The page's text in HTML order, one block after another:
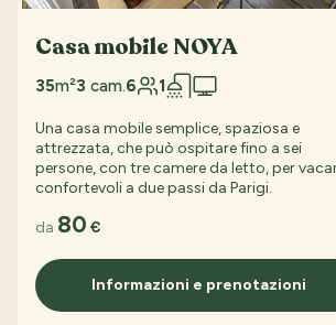
Casa mobile NOYA
35m²3 cam.6 1
Una casa mobile semplice, spaziosa e
attrezzata, che può ospitare fino a sei
persone, con tre camere da letto, per
confortevoli a due passi da Parigi.
da 80 €
Informazioni e prenotazioni